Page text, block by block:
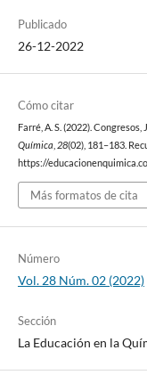
Publicado
26-12-2022
Cómo citar
Farré, A. S. (2022).
Química 28(02), 181–183.
https://
Más formatos de cita
Número
Vol. 28 Núm. 02 (2022)
Sección
La Educación en la